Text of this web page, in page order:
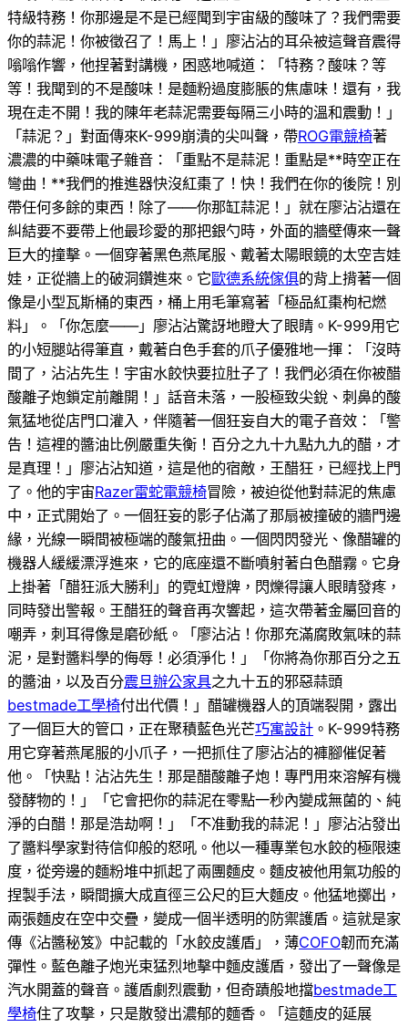
特級特務！你那邊是不是已經聞到宇宙級的酸味了？我們需要
你的蒜泥！你被徵召了！馬上！」廖沾沾的耳朵被這聲音震得
嗡嗡作響，他捏著對講機，困惑地喊道：「特務？酸味？等
等！我聞到的不是酸味！是麵粉過度膨脹的焦慮味！還有，我
現在走不開！我的陳年老蒜泥需要每隔三小時的溫和震動！」
「蒜泥？」對面傳來K-999崩潰的尖叫聲，帶ROG電競椅著
濃濃的中藥味電子雜音：「重點不是蒜泥！重點是**時空正在
彎曲！**我們的推進器快沒紅棗了！快！我們在你的後院！別
帶任何多餘的東西！除了——你那缸蒜泥！」就在廖沾沾還在
糾結要不要帶上他最珍愛的那把銀勺時，外面的牆壁傳來一聲
巨大的撞擊。一個穿著黑色燕尾服、戴著太陽眼鏡的太空吉娃
娃，正從牆上的破洞鑽進來。它歐德系統傢俱的背上揹著一個
像是小型瓦斯桶的東西，桶上用毛筆寫著「極品紅棗枸杞燃
料」。「你怎麼——」廖沾沾驚訝地瞪大了眼睛。K-999用它
的小短腿站得筆直，戴著白色手套的爪子優雅地一揮：「沒時
間了，沾沾先生！宇宙水餃快要拉肚子了！我們必須在你被醋
酸離子炮鎖定前離開！」話音未落，一股極致尖銳、刺鼻的酸
氣猛地從店門口灌入，伴隨著一個狂妄自大的電子音效：「警
告！這裡的醬油比例嚴重失衡！百分之九十九點九九的醋，才
是真理！」廖沾沾知道，這是他的宿敵，王醋狂，已經找上門
了。他的宇宙Razer雷蛇電競椅冒險，被迫從他對蒜泥的焦慮
中，正式開始了。一個狂妄的影子佔滿了那扇被撞破的牆門邊
緣，光線一瞬間被極端的酸氣扭曲。一個閃閃發光、像醋罐的
機器人緩緩漂浮進來，它的底座還不斷噴射著白色醋霧。它身
上掛著「醋狂派大勝利」的霓虹燈牌，閃爍得讓人眼睛發疼，
同時發出警報。王醋狂的聲音再次響起，這次帶著金屬回音的
嘲弄，刺耳得像是磨砂紙。「廖沾沾！你那充滿腐敗氣味的蒜
泥，是對醬料學的侮辱！必須淨化！」「你將為你那百分之五
的醬油，以及百分震旦辦公家具之九十五的邪惡蒜頭
bestmade工學椅付出代價！」醋罐機器人的頂端裂開，露出
了一個巨大的管口，正在聚積藍色光芒巧寓設計 。K-999特務
用它穿著燕尾服的小爪子，一把抓住了廖沾沾的褲腳催促著
他。「快點！沾沾先生！那是醋酸離子炮！專門用來溶解有機
發酵物的！」「它會把你的蒜泥在零點一秒內變成無菌的、純
淨的白醋！那是浩劫啊！」「不准動我的蒜泥！」廖沾沾發出
了醬料學家對待信仰般的怒吼。他以一種專業包水餃的極限速
度，從旁邊的麵粉堆中抓起了兩團麵皮。麵皮被他用氣功般的
捏製手法，瞬間擴大成直徑三公尺的巨大麵皮。他猛地擲出，
兩張麵皮在空中交疊，變成一個半透明的防禦護盾。這就是家
傳《沾醬秘笈》中記載的「水餃皮護盾」，薄COFO韌而充滿
彈性。藍色離子炮光束猛烈地擊中麵皮護盾，發出了一聲像是
汽水開蓋的聲音。護盾劇烈震動，但奇蹟般地擋bestmade工
學椅住了攻擊，只是散發出濃郁的麵香。「這麵皮的延展